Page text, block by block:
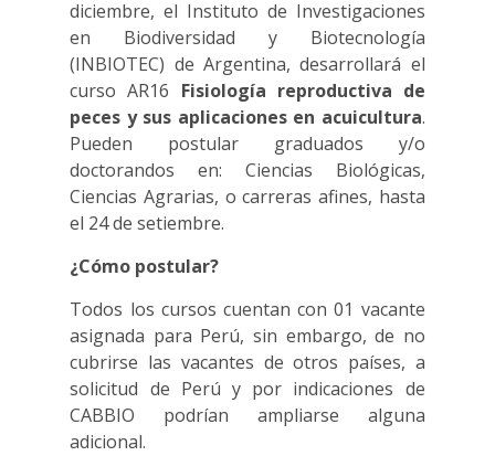
diciembre, el Instituto de Investigaciones
en Biodiversidad y Biotecnología
(INBIOTEC) de Argentina, desarrollará el
curso AR16 Fisiología reproductiva de
peces y sus aplicaciones en acuicultura.
Pueden postular graduados y/o
doctorandos en: Ciencias Biológicas,
Ciencias Agrarias, o carreras afines, hasta
el 24 de setiembre.
¿Cómo postular?
Todos los cursos cuentan con 01 vacante
asignada para Perú, sin embargo, de no
cubrirse las vacantes de otros países, a
solicitud de Perú y por indicaciones de
CABBIO podrían ampliarse alguna
adicional.